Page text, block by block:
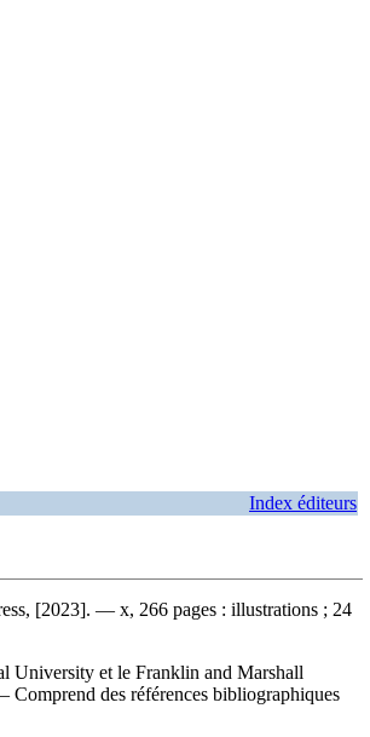
Index éditeurs
[2023]. — x, 266 pages : illustrations ; 24
University et le Franklin and Marshall
Comprend des références bibliographiques